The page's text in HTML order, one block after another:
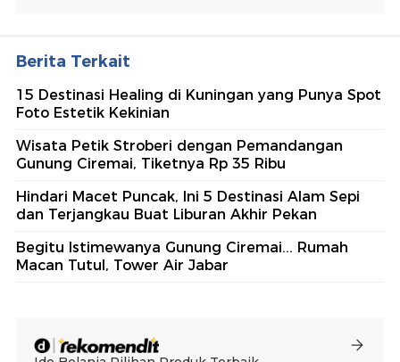
Berita Terkait
15 Destinasi Healing di Kuningan yang Punya Spot
Foto Estetik Kekinian
Wisata Petik Stroberi dengan Pemandangan
Gunung Ciremai, Tiketnya Rp 35 Ribu
Hindari Macet Puncak, Ini 5 Destinasi Alam Sepi
dan Terjangkau Buat Liburan Akhir Pekan
Begitu Istimewanya Gunung Ciremai... Rumah
Macan Tutul, Tower Air Jabar